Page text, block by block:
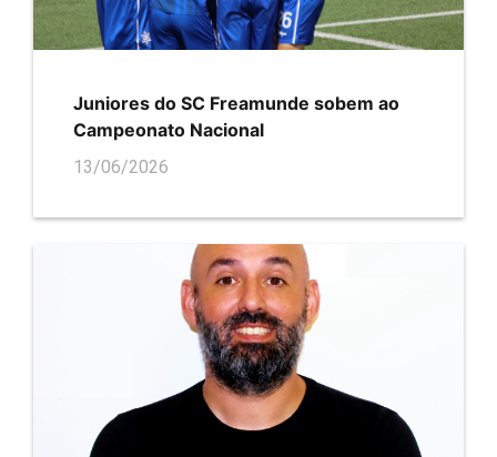
Juniores do SC Freamunde sobem ao
Campeonato Nacional
13/06/2026